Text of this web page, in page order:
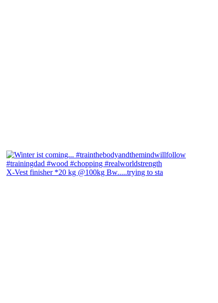
X-Vest finisher *20 kg @100kg Bw.....trying to sta